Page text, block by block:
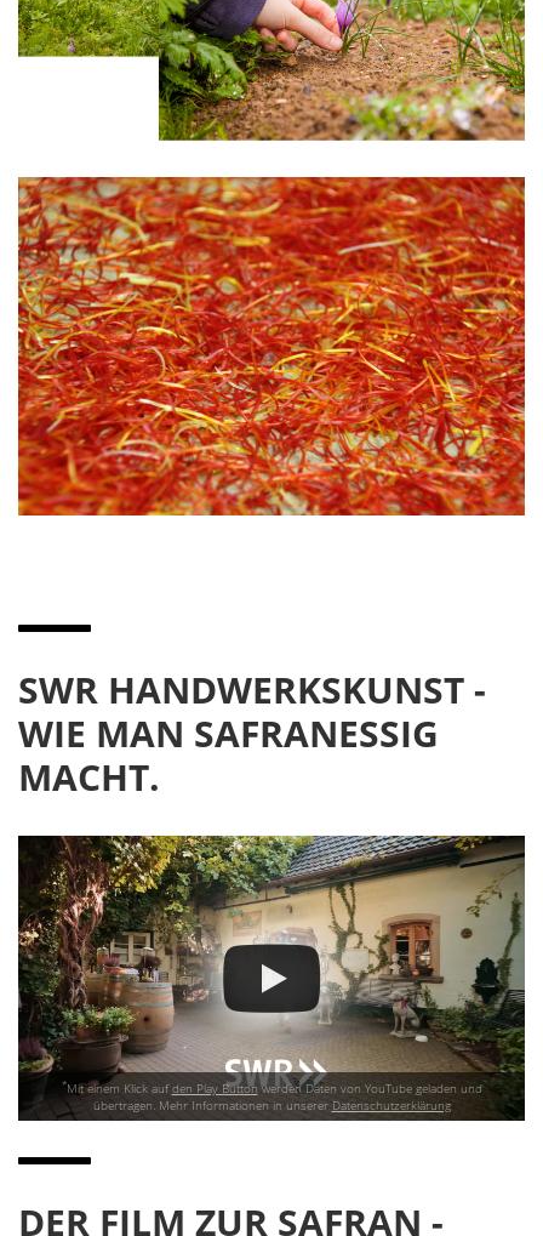
SWR HANDWERKSKUNST -
WIE MAN SAFRANESSIG
MACHT.
*Mit einem Klick aufden Play Button werden Daten von YouTube geladen und
übertragen. Mehr Informationen in unserer Datenschutzerklärung
DER FILM ZUR SAFRAN -